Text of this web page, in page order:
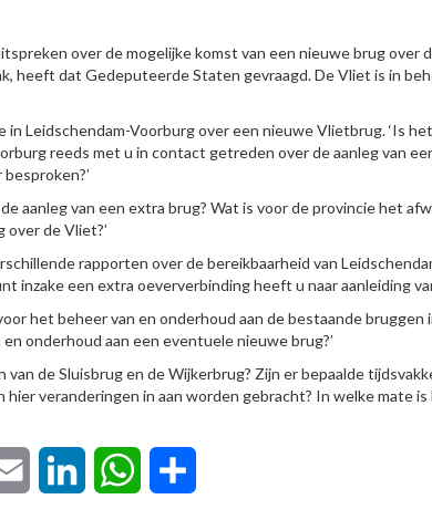
over de mogelijke komst van een nieuwe brug over
heeft dat Gedeputeerde Staten gevraagd. De Vliet is in
in Leidschendam-Voorburg over een nieuwe Vlietbrug. ‘Is
reeds met u in contact getreden over de aanleg van
aanleg van een extra brug? Wat is voor de provincie het
over de Vliet?’
rapporten over de bereikbaarheid van
inzake een extra oeververbinding heeft u naar aanleiding
het beheer van en onderhoud aan de bestaande bruggen
onderhoud aan een eventuele nieuwe brug?’
van de Sluisbrug en de Wijkerbrug? Zijn er bepaalde
hier veranderingen in aan worden gebracht? In welke mate
Email LinkedIn WhatsApp